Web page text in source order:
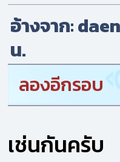
อ้างจาก:
น.
ลองอีกรอบ
เช่นกันครับ